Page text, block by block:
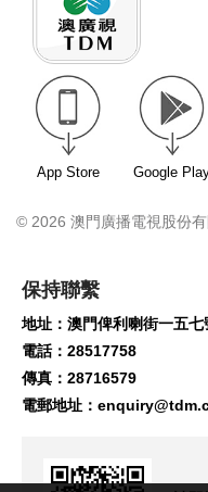
App Store Google
© 2026 澳門廣播電視股份
保持聯繫
地址：澳門俾利喇街一五
電話：28517758
傳真：28716579
電郵地址：